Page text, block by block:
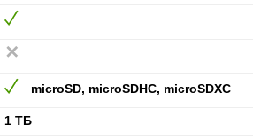
microSD, microSDHC, microSDXC
1 ТБ